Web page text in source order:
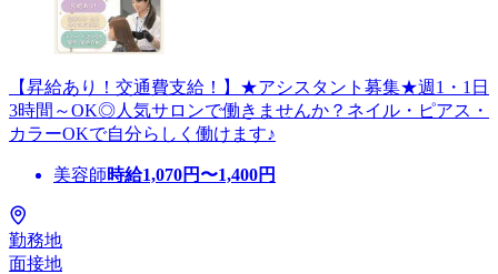
【昇給あり！交通費支給！】★アシスタント募集★週1・1日
3時間～OK◎人気サロンで働きませんか？ネイル・ピアス・
カラーOKで自分らしく働けます♪
美容師時給1,070円〜1,400円
勤務地
面接地